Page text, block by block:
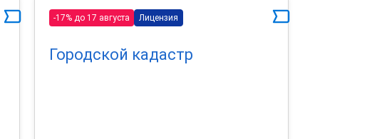
-17% до 17 августа Лицензия
Городской кадастр